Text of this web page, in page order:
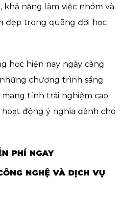
khả năng làm việc nhóm và
đẹp trong quãng đời học
học hiện nay ngày càng
chương trình sáng
tính trải nghiệm cao
động ý nghĩa dành cho
PHÍ NGAY
NGHỆ VÀ DỊCH VỤ